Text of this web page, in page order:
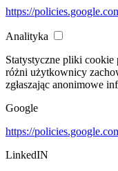
https://
Analityka
Statystyczne pliki cookie
różni użytkownicy
zgłaszając anonimowe
Google
https://
LinkedIN